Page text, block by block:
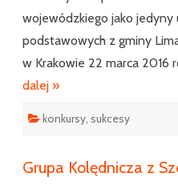
wojewódzkiego jako jedyny
podstawowych z gminy
w Krakowie 22 marca 2016
dalej »
konkursy sukcesy
Grupa Kolędnicza z